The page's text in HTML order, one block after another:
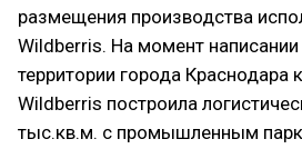
размещения производства
Wildberris. На момент написании
территории города Краснодара
Wildberris построила
тыс.кв.м. с промышленным